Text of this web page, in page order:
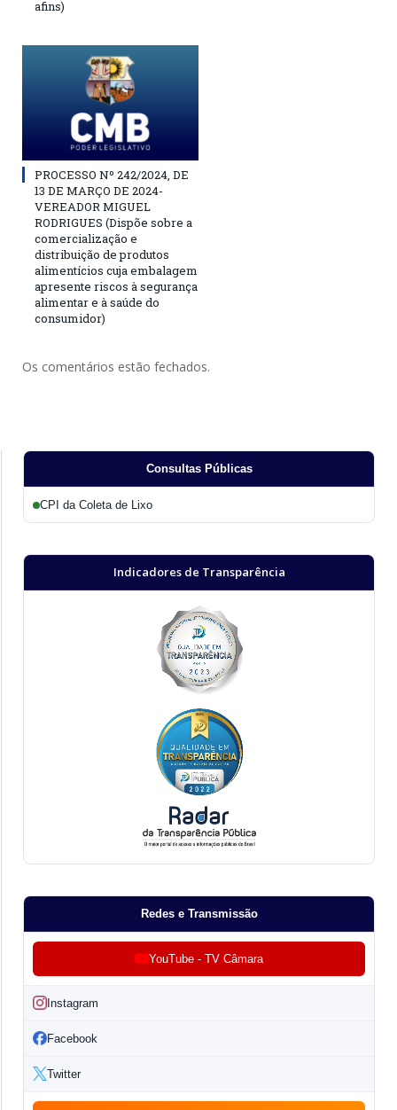
afins)
PROCESSO Nº 242/2024, DE
13 DE MARÇO DE 2024-
VEREADOR MIGUEL
RODRIGUES (Dispõe sobre a
comercialização e
distribuição de produtos
alimentícios cuja embalagem
apresente riscos à segurança
alimentar e à saúde do
consumidor)
Os comentários estão fechados.
Consultas Públicas
CPI da Coleta de Lixo
Indicadores de Transparência
Redes e Transmissão
YouTube - TV Câmara
Instagram
Facebook
Twitter